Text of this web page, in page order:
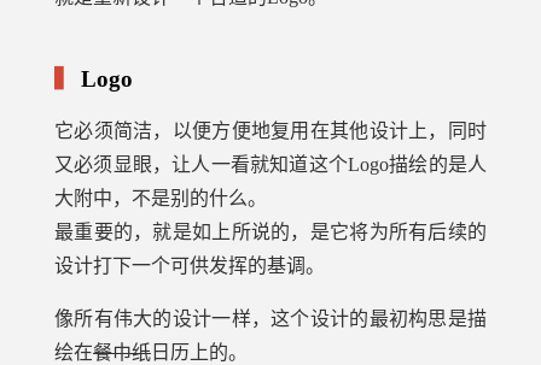
Logo
它必须简洁，以便方便地复用在其他设计上，同时
又必须显眼，让人一看就知道这个Logo描绘的是人
大附中，不是别的什么。
最重要的，就是如上所说的，是它将为所有后续的
设计打下一个可供发挥的基调。
像所有伟大的设计一样，这个设计的最初构思是描
绘在餐巾纸 日历上的。